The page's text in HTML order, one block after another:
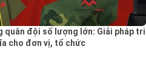
quân đội số lượng lớn: Giải pháp tri
cho đơn vị, tổ chức